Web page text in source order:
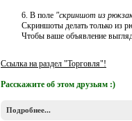
6. В поле "скриншот из
Скриншоты делать только из
Чтобы ваше объявление
Ссылка на раздел "Торговля"!
Расскажите об этом друзьям :)
Подробнее...